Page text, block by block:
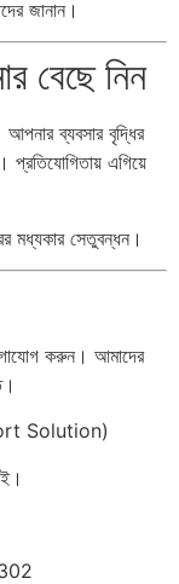
জানান।
বেছে নিন
ব্যবসার বৃদ্ধির
প্রতিযোগিতায় এগিয়ে
মধ্যকার সেতুবন্ধন।
করুন। আমাদের
Solution)